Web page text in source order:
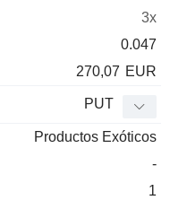
3x
0.047
270,07 EUR
PUT
Productos Exóticos
-
1